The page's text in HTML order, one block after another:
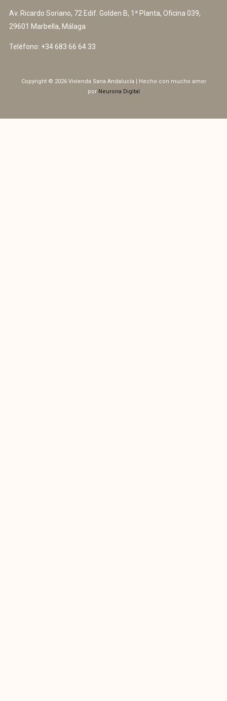
Av. Ricardo Soriano, 72 Edif. Golden B, 1ª Planta, Oficina 039,
29601 Marbella, Málaga
Teléfono: +34 683 66 64 33
Copyright © 2026 Vivienda Sana Andalucía | Hecho con mucho amor
por Neurona Digital